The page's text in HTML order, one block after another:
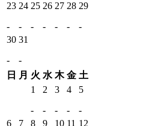
23
-
24
-
25
-
26
-
27
-
28
-
29
-
30
-
31
-
日
月 火 水 木 金 土
1
-
2
-
3
-
4
-
5
-
6
7
8
9
10 11 12